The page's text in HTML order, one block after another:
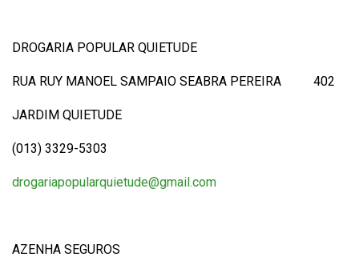
DROGARIA POPULAR QUIETUDE
RUA RUY MANOEL SAMPAIO SEABRA PEREIRA 402
JARDIM QUIETUDE
(013) 3329-5303
drogariapopularquietude@gmail.com
AZENHA SEGUROS